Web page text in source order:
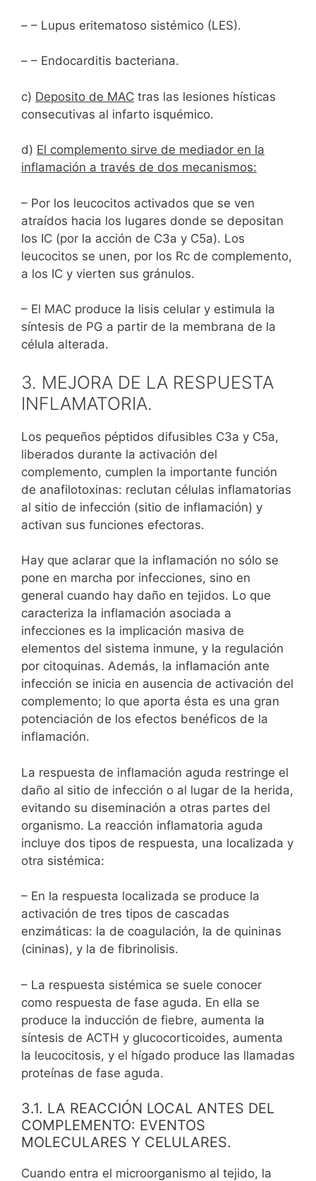
– – Lupus eritematoso sistémico (LES).
– – Endocarditis bacteriana.
c) Deposito de MAC tras las lesiones hísticas
consecutivas al infarto isquémico.
d) El complemento sirve de mediador en la
inflamación a través de dos mecanismos:
– Por los leucocitos activados que se ven
atraídos hacia los lugares donde se depositan
los IC (por la acción de C3a y C5a). Los
leucocitos se unen, por los Rc de complemento,
a los IC y vierten sus gránulos.
– El MAC produce la lisis celular y estimula la
síntesis de PG a partir de la membrana de la
célula alterada.
3. MEJORA DE LA RESPUESTA
INFLAMATORIA.
Los pequeños péptidos difusibles C3a y C5a,
liberados durante la activación del
complemento, cumplen la importante función
de anafilotoxinas: reclutan células inflamatorias
al sitio de infección (sitio de inflamación) y
activan sus funciones efectoras.
Hay que aclarar que la inflamación no sólo se
pone en marcha por infecciones, sino en
general cuando hay daño en tejidos. Lo que
caracteriza la inflamación asociada a
infecciones es la implicación masiva de
elementos del sistema inmune, y la regulación
por citoquinas. Además, la inflamación ante
infección se inicia en ausencia de activación del
complemento; lo que aporta ésta es una gran
potenciación de los efectos benéficos de la
inflamación.
La respuesta de inflamación aguda restringe el
daño al sitio de infección o al lugar de la herida,
evitando su diseminación a otras partes del
organismo. La reacción inflamatoria aguda
incluye dos tipos de respuesta, una localizada y
otra sistémica:
– En la respuesta localizada se produce la
activación de tres tipos de cascadas
enzimáticas: la de coagulación, la de quininas
(cininas), y la de fibrinolisis.
– La respuesta sistémica se suele conocer
como respuesta de fase aguda. En ella se
produce la inducción de fiebre, aumenta la
síntesis de ACTH y glucocorticoides, aumenta
la leucocitosis, y el hígado produce las llamadas
proteínas de fase aguda.
3.1. LA REACCIÓN LOCAL ANTES DEL
COMPLEMENTO: EVENTOS
MOLECULARES Y CELULARES.
Cuando entra el microorganismo al tejido, la